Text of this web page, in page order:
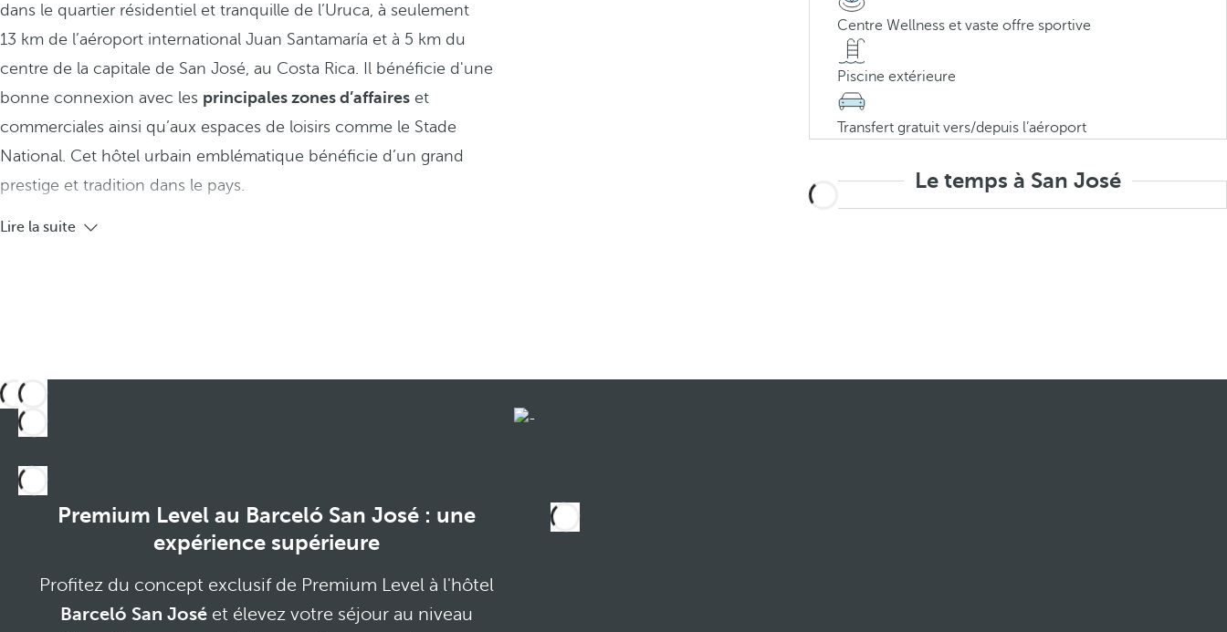
dans le quartier résidentiel et tranquille de l’Uruca, à seulement
13 km de l’aéroport international Juan Santamaría et à 5 km du
centre de la capitale de San José, au Costa Rica. Il bénéficie d'une
bonne connexion avec les principales zones d’affaires et
commerciales ainsi qu’aux espaces de loisirs comme le Stade
National. Cet hôtel urbain emblématique bénéficie d’un grand
prestige et tradition dans le pays.
Lire la suite
Centre Wellness et vaste offre sportive
Piscine extérieure
Transfert gratuit vers/depuis l’aéroport
Le temps à San José
Premium Level au Barceló San José : une
expérience supérieure
Profitez du concept exclusif de Premium Level à l'hôtel
Barceló San Joséet élevez votre séjour au niveau